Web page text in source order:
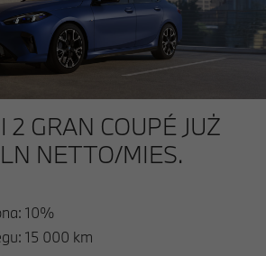
2 GRAN COUPÉ JUŻ
NETTO/MIES.
10%
15 000 km